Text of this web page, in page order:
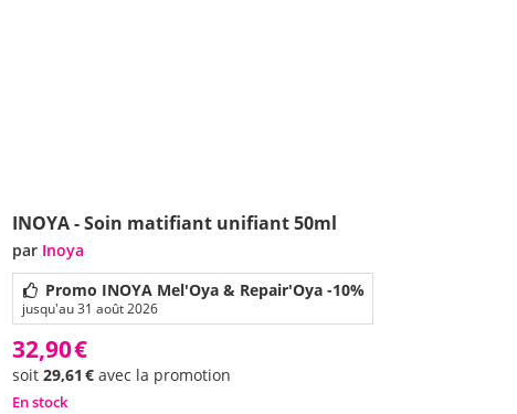
INOYA - Soin matifiant unifiant 50ml
par Inoya
Promo INOYA Mel'Oya & Repair'Oya -10%
jusqu'au 31 août 2026
32,90€
soit 29,61 € avec la promotion
En stock